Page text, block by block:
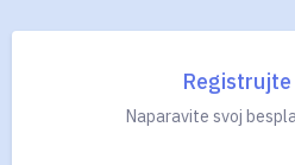
Naparavite svoj